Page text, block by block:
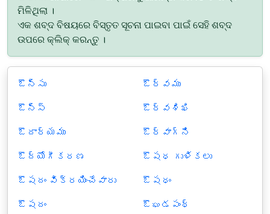
ମିଳିଥିଲା ।
ଏକ ଶବ୍ଦ ବିଷୟରେ ବିସ୍ତୃତ ସୂଚନା ପାଇବା ପାଇଁ ସେହି ଶବ୍ଦ
ଉପରେ କ୍ଲିକ୍ କରନ୍ତୁ ।
ఔన్సు
ఔన్స్
ఔదార్యము
ఔద్యోగీకరణ
ఔషదం విక్రయించేవారు
ఔషదం
ఔర్వము
ఔర్వశిఖి
ఔర్వాగ్ని
ఔషధ గుళికలు
ఔషధం
ఔఘడపంథ్